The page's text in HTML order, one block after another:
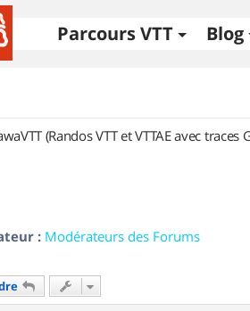
Parcours VTT Blog
(Randos VTT et VTTAE avec traces
: Modérateurs des Forums